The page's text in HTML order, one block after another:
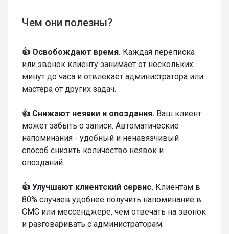
Чем они полезны?
👍 Освобождают время. Каждая переписка
или звонок клиенту занимает от нескольких
минут до часа и отвлекает администратора или
мастера от других задач.
👍 Снижают неявки и опоздания. Ваш клиент
может забыть о записи. Автоматические
напоминания - удобный и ненавязчивый
способ снизить количество неявок и
опозданий.
👍 Улучшают клиентский сервис. Клиентам в
80% случаев удобнее получить напоминание в
СМС или мессенджере, чем отвечать на звонок
и разговаривать с администраторам.